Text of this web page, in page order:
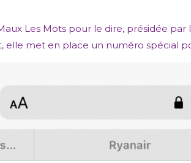
Les Mots pour le dire, présidée
met en place un numéro spécial